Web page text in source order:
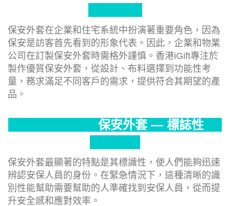
保安外套在企業和住宅系統中扮演著重要角色，因為
保安是訪客首先看到的形象代表。因此，企業和物業
公司在訂製保安外套時需格外謹慎。香港iGift專注於
製作優質保安外套，從設計、布料選擇到功能性考
量，務求滿足不同客戶的需求，提供符合其期望的產
品。
保安外套 — 標誌性
保安外套最顯著的特點是其標識性，使人們能夠迅速
辨認安保人員的身份。在緊急情況下，這種清晰的識
別性能幫助需要幫助的人準確找到安保人員，從而提
升安全感和應對效率。